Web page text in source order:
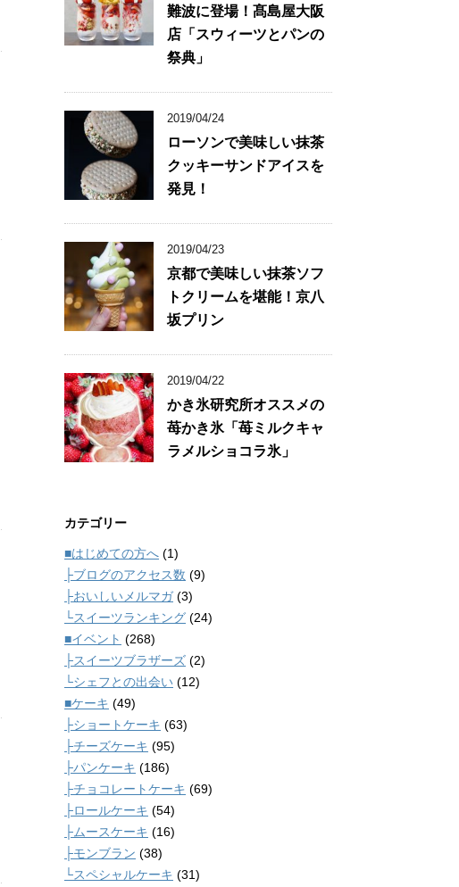
難波に登場！髙島屋大阪
店「スウィーツとパンの
祭典」
2019/04/24
ローソンで美味しい抹茶
クッキーサンドアイスを
発見！
2019/04/23
京都で美味しい抹茶ソフ
トクリームを堪能！京八
坂プリン
2019/04/22
かき氷研究所オススメの
苺かき氷「苺ミルクキャ
ラメルショコラ氷」
カテゴリー
■はじめての方へ (1)
├ブログのアクセス数 (9)
├おいしいメルマガ(3)
└スイーツランキング (24)
■イベント (268)
├スイーツブラザーズ (2)
└シェフとの出会い (12)
■ケーキ (49)
├ショートケーキ (63)
├チーズケーキ (95)
├パンケーキ (186)
├チョコレートケーキ (69)
├ロールケーキ (54)
├ムースケーキ (16)
├モンブラン (38)
└スペシャルケーキ (31)